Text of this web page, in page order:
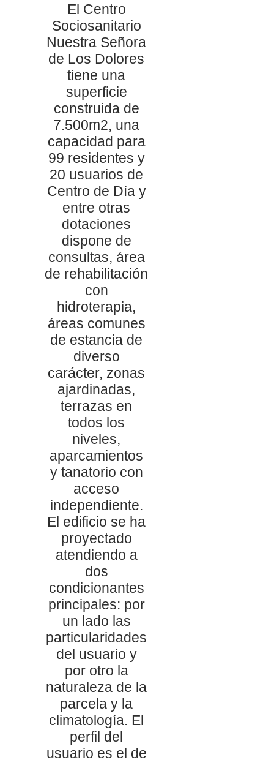
El Centro
Sociosanitario
Nuestra Señora
de Los Dolores
tiene una
superficie
construida de
7.500m2, una
capacidad para
99 residentes y
20 usuarios de
Centro de Día y
entre otras
dotaciones
dispone de
consultas, área
de rehabilitación
con
hidroterapia,
áreas comunes
de estancia de
diverso
carácter, zonas
ajardinadas,
terrazas en
todos los
niveles,
aparcamientos
y tanatorio con
acceso
independiente.
El edificio se ha
proyectado
atendiendo a
dos
condicionantes
principales: por
un lado las
particularidades
del usuario y
por otro la
naturaleza de la
parcela y la
climatología. El
perfil del
usuario es el de